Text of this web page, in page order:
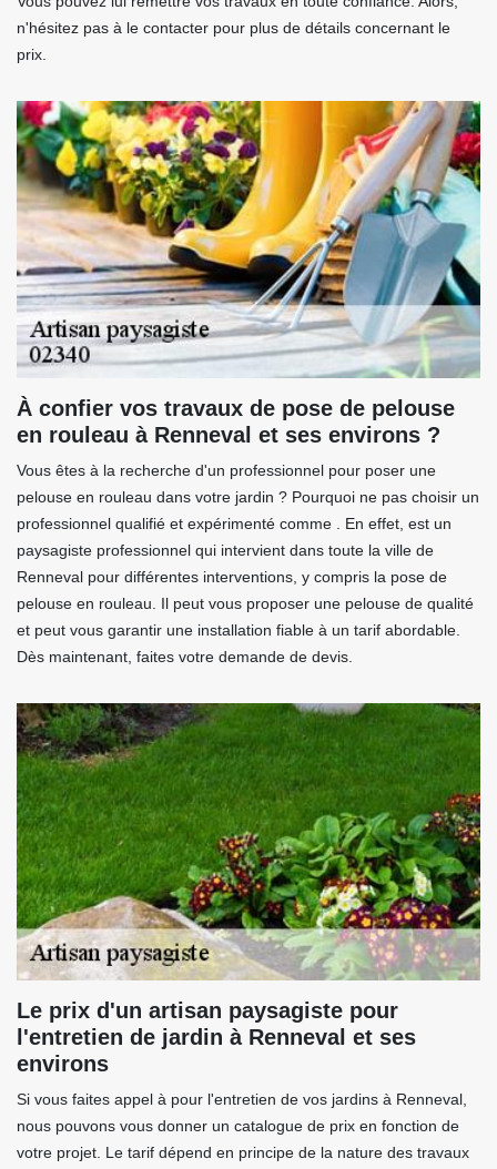
n'hésitez pas à le contacter pour plus de détails concernant le
prix.
À confier vos travaux de pose de pelouse
en rouleau à Renneval et ses environs ?
Vous êtes à la recherche d'un professionnel pour poser une
pelouse en rouleau dans votre jardin ? Pourquoi ne pas choisir un
professionnel qualifié et expérimenté comme . En effet, est un
paysagiste professionnel qui intervient dans toute la ville de
Renneval pour différentes interventions, y compris la pose de
pelouse en rouleau. Il peut vous proposer une pelouse de qualité
et peut vous garantir une installation fiable à un tarif abordable.
Dès maintenant, faites votre demande de devis.
Le prix d'un artisan paysagiste pour
l'entretien de jardin à Renneval et ses
environs
Si vous faites appel à pour l'entretien de vos jardins à Renneval,
nous pouvons vous donner un catalogue de prix en fonction de
votre projet. Le tarif dépend en principe de la nature des travaux